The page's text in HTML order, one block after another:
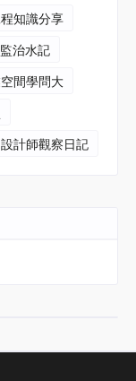
知識分享
治水記
間學問大
設計師觀察日記